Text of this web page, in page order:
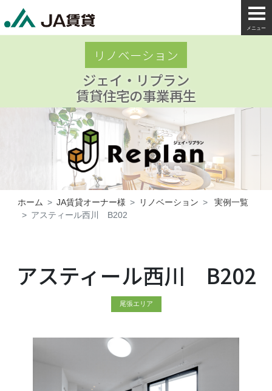
メニュー
ジェイ・リプラン
賃貸住宅の事業再生
リノベーション
ホーム JA賃貸オーナー様 リノベーション
実例一覧
アスティール西川 B202
アスティール西川 B202
尾張エリア